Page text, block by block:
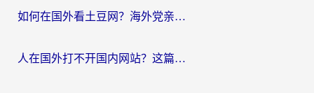
如何在国外看土豆网？海外党亲测有效的追剧加速器选择指南
人在国外打不开国内网站？这篇攻略帮你无缝解锁国内资源（附交管12123使用技巧）